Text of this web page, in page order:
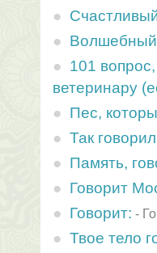
Волшебный
101
ветеринару
Пес,
Так
Память,
Говорит
Говорит: -
Твое тело